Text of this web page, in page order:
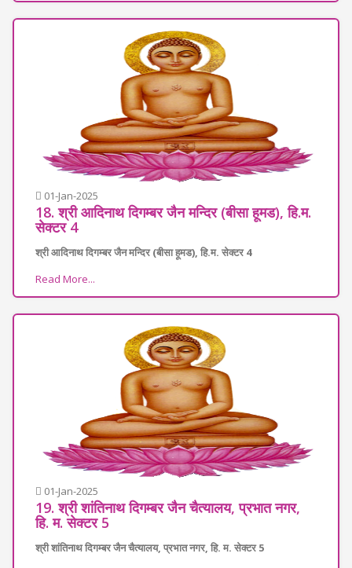
01-Jan-2025
18. श्री आदिनाथ दिगम्बर जैन मन्दिर (बीसा हूमड), हि.म.
सेक्टर 4
श्री आदिनाथ दिगम्बर जैन मन्दिर (बीसा हूमड), हि.म. सेक्टर 4
Read More...
01-Jan-2025
19. श्री शांतिनाथ दिगम्बर जैन चैत्यालय, प्रभात नगर,
हि. म. सेक्टर 5
श्री शांतिनाथ दिगम्बर जैन चैत्यालय, प्रभात नगर, हि. म. सेक्टर 5